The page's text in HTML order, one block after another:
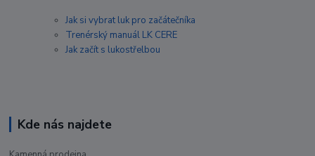
Jak si vybrat luk pro začátečníka
Trenérský manuál LK CERE
Jak začít s lukostřelbou
Kde nás najdete